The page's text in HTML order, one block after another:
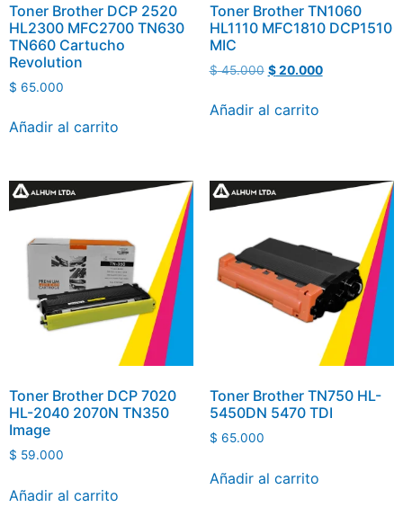
Toner Brother DCP 2520
HL2300 MFC2700 TN630
TN660 Cartucho
Revolution
$ 65.000
Añadir al carrito
Toner Brother TN1060
HL1110 MFC1810 DCP1510
MIC
$45.000 $20.000
Añadir al carrito
Toner Brother DCP 7020
HL-2040 2070N TN350
Image
$ 59.000
Añadir al carrito
Toner Brother TN750 HL-
5450DN 5470 TDI
$ 65.000
Añadir al carrito